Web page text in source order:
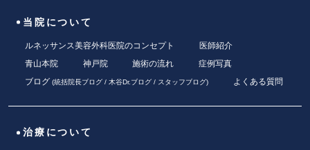
当院について
ルネッサンス美容外科医院のコンセプト
医師紹介
青山本院
神戸院 施術の流れ
症例写真
ブログ (統括院長ブログ/ 木谷Dr.ブログ/ スタッフブログ) よくある質問
治療について